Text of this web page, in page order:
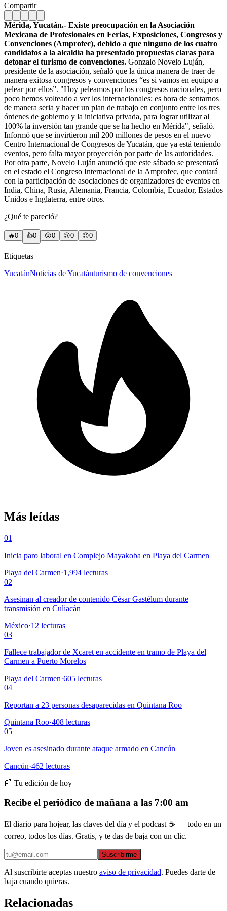
Compartir
Mérida, Yucatán.- Existe preocupación en la Asociación
Mexicana de Profesionales en Ferias, Exposiciones, Congresos y
Convenciones (Amprofec), debido a que ninguno de los cuatro
candidatos a la alcaldía ha presentado propuestas claras para
detonar el turismo de convenciones. Gonzalo Novelo Luján,
presidente de la asociación, señaló que la única manera de traer de
manera exitosa congresos y convenciones “es si vamos en equipo a
pelear por ellos”. "Hoy peleamos por los congresos nacionales, pero
poco hemos volteado a ver los internacionales; es hora de sentarnos
de manera seria y hacer un plan de trabajo en conjunto entre los tres
órdenes de gobierno y la iniciativa privada, para lograr utilizar al
100% la inversión tan grande que se ha hecho en Mérida", señaló.
Informó que se invirtieron mil 200 millones de pesos en el nuevo
Centro Internacional de Congresos de Yucatán, que ya está teniendo
eventos, pero falta mayor proyección por parte de las autoridades.
Por otra parte, Novelo Luján anunció que este sábado se presentará
en el estado el Congreso Internacional de la Amprofec, que contará
con la participación de asociaciones de organizadores de eventos en
India, China, Rusia, Alemania, Francia, Colombia, Ecuador, Estados
Unidos e Inglaterra, entre otros.
¿Qué te pareció?
🔥0 👍0 😲0 😢0 😠0
Etiquetas
YucatánNoticias de Yucatánturismo de convenciones
Más leídas
01
Inicia paro laboral en Complejo Mayakoba en Playa del Carmen
Playa del Carmen·1,994 lecturas
02
Asesinan al creador de contenido César Gastélum durante
transmisión en Culiacán
México·12 lecturas
03
Fallece trabajador de Xcaret en accidente en tramo de Playa del
Carmen a Puerto Morelos
Playa del Carmen·605 lecturas
04
Reportan a 23 personas desaparecidas en Quintana Roo
Quintana Roo·408 lecturas
05
Joven es asesinado durante ataque armado en Cancún
Cancún·462 lecturas
📰 Tu edición de hoy
Recibe el periódico de mañana a las 7:00 am
El diario para hojear, las claves del día y el podcast ☕ — todo en un
correo, todos los días. Gratis, y te das de baja con un clic.
Suscribirme
Al suscribirte aceptas nuestro aviso de privacidad. Puedes darte de
baja cuando quieras.
Relacionadas